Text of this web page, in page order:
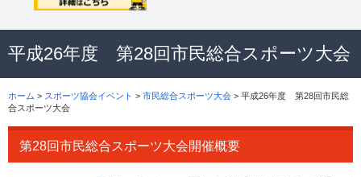
平成26年度 第28回市民総合スポーツ大会
ホーム > スポーツ協会イベント > 市民総合スポーツ大会 > 平成26年度 第28回市民総
合スポーツ大会
第28回市民総合スポーツ大会開催概要